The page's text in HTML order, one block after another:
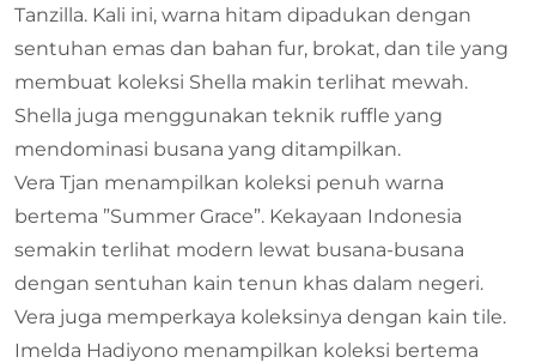
Tanzilla. Kali ini, warna hitam dipadukan dengan
sentuhan emas dan bahan fur, brokat, dan tile yang
membuat koleksi Shella makin terlihat mewah.
Shella juga menggunakan teknik ruffle yang
mendominasi busana yang ditampilkan.
Vera Tjan menampilkan koleksi penuh warna
bertema ”Summer Grace”. Kekayaan Indonesia
semakin terlihat modern lewat busana-busana
dengan sentuhan kain tenun khas dalam negeri.
Vera juga memperkaya koleksinya dengan kain tile.
Imelda Hadiyono menampilkan koleksi bertema